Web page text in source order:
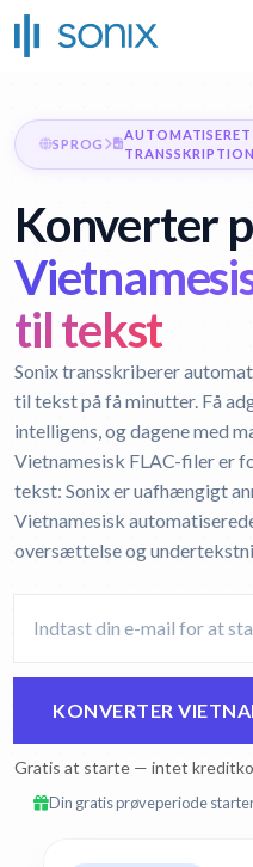
SPROG
AUTOMATISERET
Konverter
til tekst
Sonix transskriberer
til tekst på få minutter. Få
intelligens, og dagene med
Vietnamesisk FLAC-filer er
tekst: Sonix er uafhængigt
Vietnamesisk
oversættelse og
KONVERTER
Gratis at starte — intet
Din gratis prøveperiode